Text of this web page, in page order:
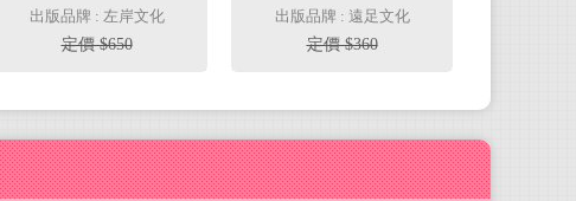
代性與身分認同
出版品牌 : 左岸文化
定價 $650
到專門用語，掌握為工
作加分的7大工具
出版品牌 : 遠足文化
定價 $360